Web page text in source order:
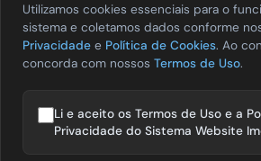
fornecedor
próprio no
contrato
Subdomínio de
de SEO para o
corretor; ao
Utilizamos cookies essenciais para o
sistema e coletamos dados conforme
Privacidade e Política de Cookies. Ao
concorda com nossos Termos de Uso.
Li e aceito os Termos de Uso e a
Privacidade do Sistema Website